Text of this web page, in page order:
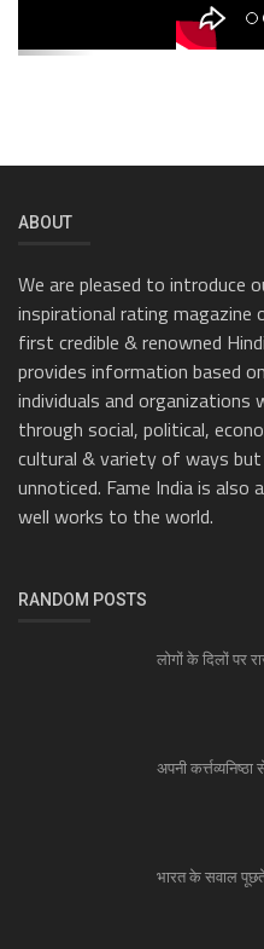
ABOUT
We are pleased to introduce
inspirational rating magazine
first credible & renowned
provides information based
individuals and
through social, political,
cultural & variety of ways
unnoticed. Fame India is
well works to the world.
RANDOM POSTS
लोगों के दिलों पर
अपनी
भारत के सवाल पूछते